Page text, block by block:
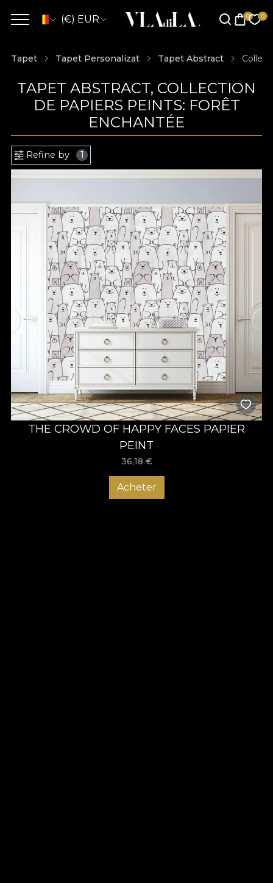
(€) EUR
Tapet Tapet Personalizat Tapet Abstract
TAPET ABSTRACT, COLLECTION
DE PAPIERS PEINTS: FORÊT
ENCHANTÉE
Refine by 1
THE CROWD OF HAPPY FACES PAPIER
PEINT
36,18 €
Acheter